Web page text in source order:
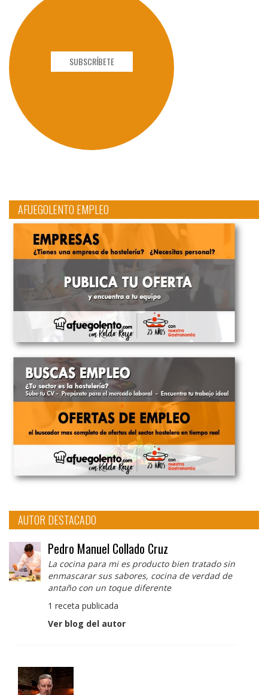
SUBSCRÍBETE
AFUEGOLENTO EMPLEO
AUTOR DESTACADO
Pedro Manuel Collado Cruz
La cocina para mi es producto bien tratado sin
enmascarar sus sabores, cocina de verdad de
antaño con un toque diferente
1 receta publicada
Ver blog del autor